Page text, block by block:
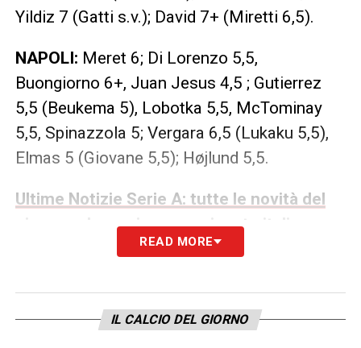
Yildiz 7 (Gatti s.v.); David 7+ (Miretti 6,5).
NAPOLI: Meret 6; Di Lorenzo 5,5,
Buongiorno 6+, Juan Jesus 4,5 ; Gutierrez
5,5 (Beukema 5), Lobotka 5,5, McTominay
5,5, Spinazzola 5; Vergara 6,5 (Lukaku 5,5),
Elmas 5 (Giovane 5,5); Højlund 5,5.
Ultime Notizie Serie A: tutte le novità del
giorno sul massimo campionato italiano
READ MORE
IL CALCIO DEL GIORNO